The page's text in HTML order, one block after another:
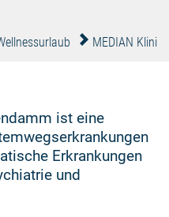
MEDIAN Klinik
ist eine
Erkrankungen
und